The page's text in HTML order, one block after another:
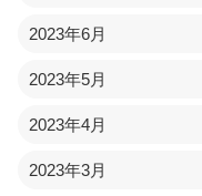
2023年6月
2023年5月
2023年4月
2023年3月